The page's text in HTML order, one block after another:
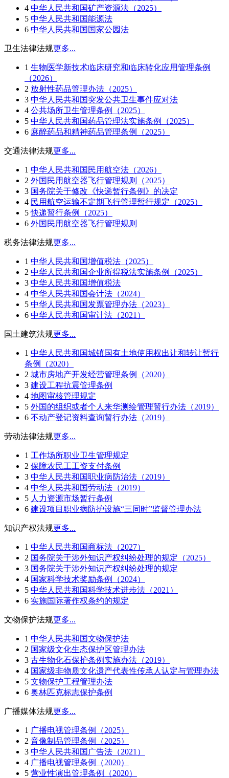
4 中华人民共和国矿产资源法（2025）
5 中华人民共和国能源法
6 中华人民共和国国家公园法
卫生法律法规更多...
1 生物医学新技术临床研究和临床转化应用管理条例
（2026）
2 放射性药品管理办法（2025）
3 中华人民共和国突发公共卫生事件应对法
4 公共场所卫生管理条例（2025）
5 中华人民共和国药品管理法实施条例（2025）
6 麻醉药品和精神药品管理条例（2025）
交通法律法规更多...
1 中华人民共和国民用航空法（2026）
2 外国民用航空器飞行管理规则（2025）
3 国务院关于修改《快递暂行条例》的决定
4 民用航空运输不定期飞行管理暂行规定（2025）
5 快递暂行条例（2025）
6 外国民用航空器飞行管理规则
税务法律法规更多...
1 中华人民共和国增值税法（2025）
2 中华人民共和国企业所得税法实施条例（2025）
3 中华人民共和国增值税法
4 中华人民共和国会计法（2024）
5 中华人民共和国发票管理办法（2023）
6 中华人民共和国审计法（2021）
国土建筑法规更多...
1 中华人民共和国城镇国有土地使用权出让和转让暂行
条例（2020）
2 城市房地产开发经营管理条例（2020）
3 建设工程抗震管理条例
4 地图审核管理规定
5 外国的组织或者个人来华测绘管理暂行办法（2019）
6 不动产登记资料查询暂行办法（2019）
劳动法律法规更多...
1 工作场所职业卫生管理规定
2 保障农民工工资支付条例
3 中华人民共和国职业病防治法（2019）
4 中华人民共和国劳动法（2019）
5 人力资源市场暂行条例
6 建设项目职业病防护设施“三同时”监督管理办法
知识产权法规更多...
1 中华人民共和国商标法（2027）
2 国务院关于涉外知识产权纠纷处理的规定（2025）
3 国务院关于涉外知识产权纠纷处理的规定
4 国家科学技术奖励条例（2024）
5 中华人民共和国科学技术进步法（2021）
6 实施国际著作权条约的规定
文物保护法规更多...
1 中华人民共和国文物保护法
2 国家级文化生态保护区管理办法
3 古生物化石保护条例实施办法（2019）
4 国家级非物质文化遗产代表性传承人认定与管理办法
5 文物保护工程管理办法
6 奥林匹克标志保护条例
广播媒体法规更多...
1 广播电视管理条例（2025）
2 音像制品管理条例（2025）
3 中华人民共和国广告法（2021）
4 广播电视管理条例（2020）
5 营业性演出管理条例（2020）